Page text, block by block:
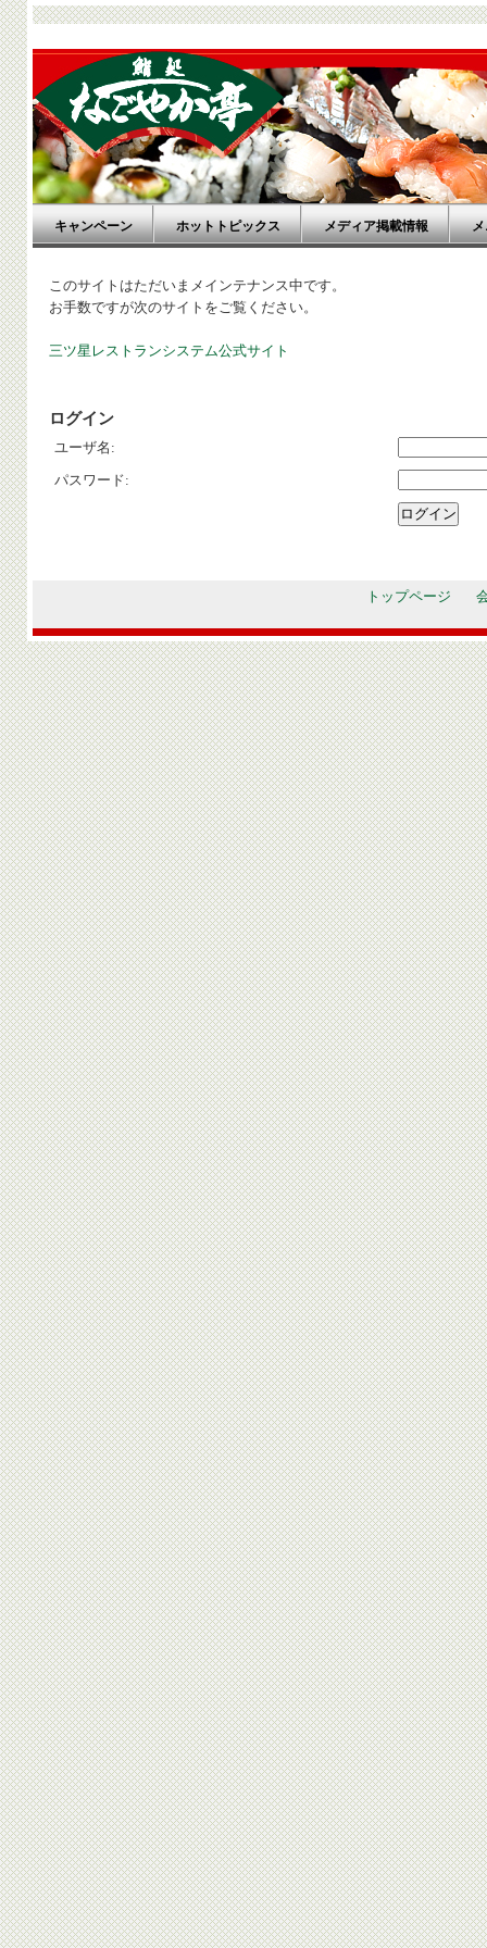
キャンペーン ホットトピックス メディア掲載情報
このサイトはただいまメインテナンス中です。
お手数ですが次のサイトをご覧ください。
三ツ星レストランシステム公式サイト
ログイン
ユーザ名:
パスワード:
トップページ